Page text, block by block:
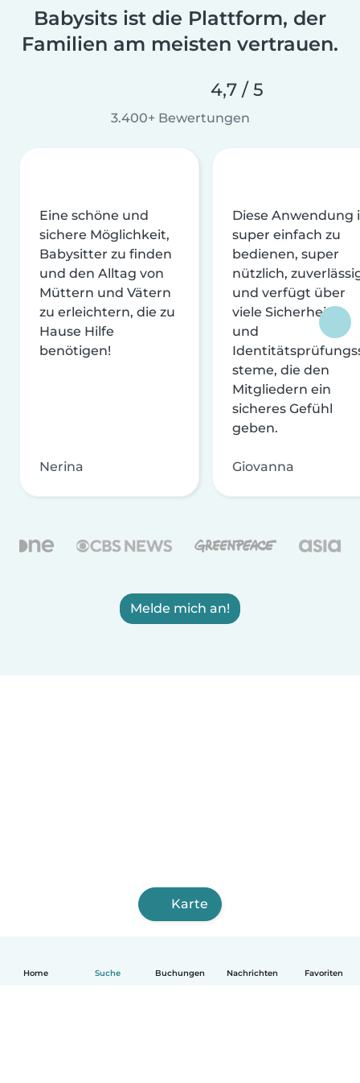
Home Suche Buchungen Nachrichten Favoriten
Babysits ist die Plattform, der
Familien am meisten vertrauen.
4,7 / 5
3.400+ Bewertungen
Eine schöne und
sichere Möglichkeit,
Babysitter zu finden
und den Alltag von
Müttern und Vätern
zu erleichtern, die zu
Hause Hilfe
benötigen!
Nerina
Diese Anwendung
super einfach zu
bedienen, super
nützlich,
und verfügt über
viele Sicherheits-
und
steme, die den
Mitgliedern ein
sicheres Gefühl
geben.
Giovanna
Melde mich an!
Karte